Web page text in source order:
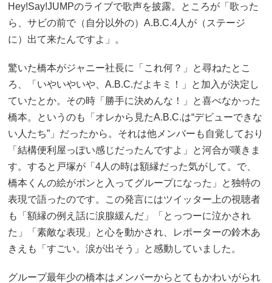
Hey!Say!JUMPのライブで歌声を披露。ところが「歌った
ら、サビの前で（自分以外の）A.B.C.4人が（ステージ
に）出て来たんですよ」。
驚いた橋本がジャニー社長に「これ何？」と尋ねたとこ
ろ、「いやいやいや、A.B.C.だよキミ！」と加入が決定し
ていたとか。その時「勝手に決めんな！」と喜べなかった
橋本。というのも「オレから見たA.B.C.は“デビューできな
い人たち”」だったから。それは他メンバーも自覚しており
「結構便利屋っぽい感じだったんですよ」と河合が嘆きま
す。すると戸塚が「4人の時は額縁だった気がして。で、
橋本くんの絵がポンと入ってグループになった」と独特の
表現で語ったのです。この発言にはツイッター上の視聴者
も「額縁の例え話に涙腺緩んだ」「とっつーに泣かされ
た」「素敵な表現」と心を動かされ、レポーターの鈴木あ
きえも「すごい。涙が出そう」と感動していました。
グループ最年少の橋本はメンバーからとてもかわいがられ